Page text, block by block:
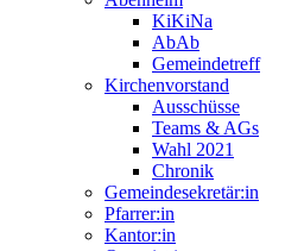
KiKiNa
AbAb
Gemeindetreff
Kirchenvorstand
Ausschüsse
Teams & AGs
Wahl 2021
Chronik
Gemeindesekretär:in
Pfarrer:in
Kantor:in